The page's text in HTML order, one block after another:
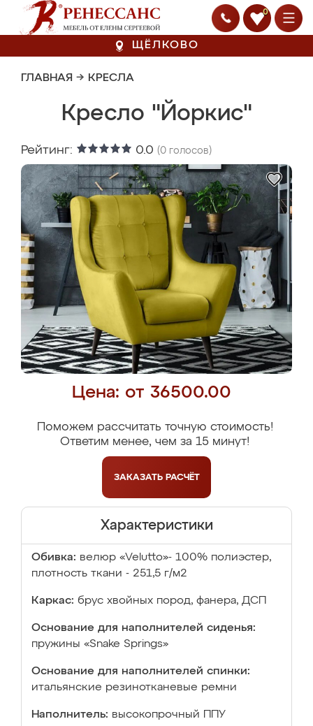
0
ЩЁЛКОВО
ГЛАВНАЯ → КРЕСЛА
Кресло "Йоркис"
Рейтинг: 0.0 (0 голосов)
Цена: от 36500.00
Поможем рассчитать точную стоимость!
Ответим менее, чем за 15 минут!
ЗАКАЗАТЬ РАСЧЁТ
Характеристики
Обивка: велюр «Velutto»- 100% полиэстер,
плотность ткани - 251,5 г/м2
Каркас: брус хвойных пород, фанера, ДСП
Основание для наполнителей сиденья:
пружины «Snake Springs»
Основание для наполнителей спинки:
итальянские резинотканевые ремни
Наполнитель: высокопрочный ППУ